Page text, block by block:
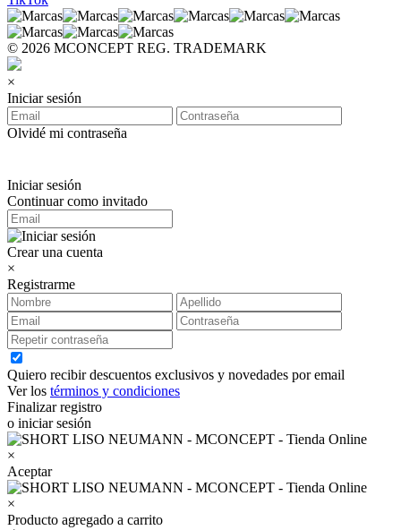
© 2026 MCONCEPT REG. TRADEMARK
×
Iniciar sesión
Olvidé mi contraseña
Iniciar sesión
Continuar como invitado
Crear una cuenta
×
Registrarme
Quiero recibir descuentos exclusivos y novedades por email
Ver los términos y condiciones
Finalizar registro
o iniciar sesión
×
Aceptar
×
Producto agregado a carrito